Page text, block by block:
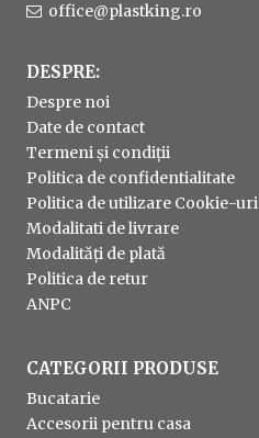
office@plastking.ro
DESPRE:
Despre noi
Date de contact
Termeni și condiții
Politica de confidentialitate
Politica de utilizare Cookie-uri
Modalitati de livrare
Modalități de plată
Politica de retur
ANPC
CATEGORII PRODUSE
Bucatarie
Accesorii pentru casa